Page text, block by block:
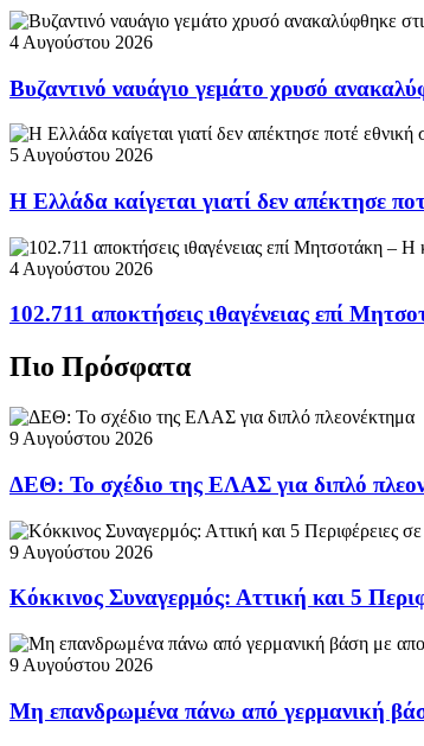
4 Αυγούστου 2026
Βυζαντινό ναυάγιο γεμάτο χρυσό
5 Αυγούστου 2026
Η Ελλάδα καίγεται γιατί δεν απέκτησε
4 Αυγούστου 2026
102.711 αποκτήσεις ιθαγένειας επί
Πιο Πρόσφατα
9 Αυγούστου 2026
ΔΕΘ: Το σχέδιο της ΕΛΑΣ για διπλό
9 Αυγούστου 2026
Κόκκινος Συναγερμός: Αττική και 5
9 Αυγούστου 2026
Μη επανδρωμένα πάνω από γερμανική